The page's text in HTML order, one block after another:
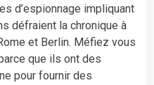
d’espionnage impliquant
défraient la chronique à
et Berlin. Méfiez vous
que ils ont des
pour fournir des